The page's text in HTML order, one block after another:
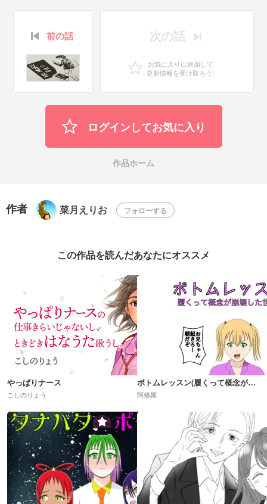
前の話 次の話
お気に入りに追加して
更新情報を受け取ろう!
ログインしてお気に入り
作品ホーム
作者 菜月えりお フォローする
この作品を読んだあなたにオススメ
やっぱりナース
こしのりょう
ボトムレッスン(履くって概念が崩壊した世界)R18
阿修羅